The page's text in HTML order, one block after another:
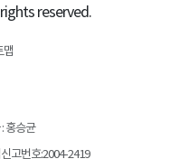
reserved.
맵
홍승균
고번호:2004-2419